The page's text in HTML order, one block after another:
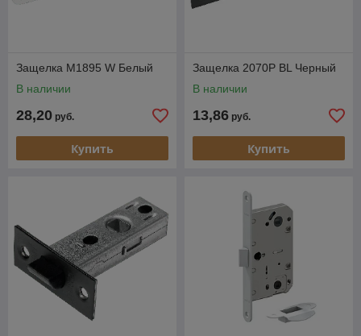
Защелка M1895 W Белый
В наличии
28,20 руб.
Купить
Защелка 2070P BL Черный
В наличии
13,86 руб.
Купить